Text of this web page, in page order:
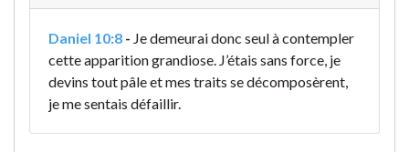
Daniel 10:8 - Je demeurai donc seul à contempler
cette apparition grandiose. J’étais sans force, je
devins tout pâle et mes traits se décomposèrent,
je me sentais défaillir.